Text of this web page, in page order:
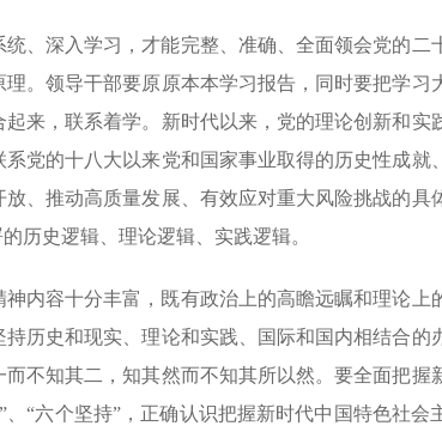
、深入学习，才能完整、准确、全面领会党的二
。领导干部要原原本本学习报告，同时要把学习
来，联系着学。新时代以来，党的理论创新和实
党的十八大以来党和国家事业取得的历史性成就
、推动高质量发展、有效应对重大风险挑战的具
历史逻辑、理论逻辑、实践逻辑。
内容十分丰富，既有政治上的高瞻远瞩和理论上
历史和现实、理论和实践、国际和国内相结合的
不知其二，知其然而不知其所以然。要全面把握
“六个坚持”，正确认识把握新时代中国特色社会